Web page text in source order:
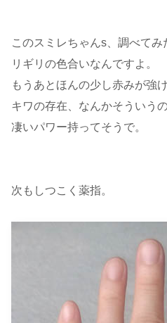
このスミレちゃんs、調べて
リギリの色合いなんですよ。
もうあとほんの少し赤みが強
キワの存在、なんかそういう
凄いパワー持ってそうで。
次もしつこく薬指。